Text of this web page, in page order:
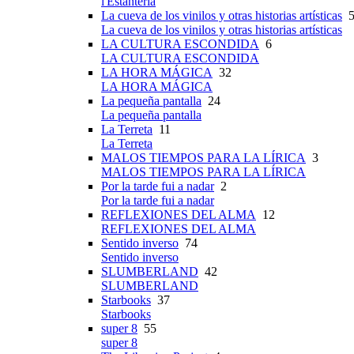
La cueva de los vinilos y otras historias artísticas
La cueva de los vinilos y otras historias artísticas
LA CULTURA ESCONDIDA 6
LA CULTURA ESCONDIDA
LA HORA MÁGICA 32
LA HORA MÁGICA
La pequeña pantalla 24
La pequeña pantalla
La Terreta 11
La Terreta
MALOS TIEMPOS PARA LA LÍRICA 3
MALOS TIEMPOS PARA LA LÍRICA
Por la tarde fui a nadar2
Por la tarde fui a nadar
REFLEXIONES DEL ALMA
12
REFLEXIONES DEL ALMA
Sentido inverso 74
Sentido inverso
SLUMBERLAND 42
SLUMBERLAND
Starbooks 37
Starbooks
super 8 55
super 8